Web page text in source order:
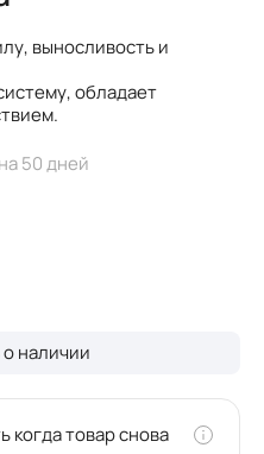
выносливость и
обладает
50 дней
наличии
когда товар снова